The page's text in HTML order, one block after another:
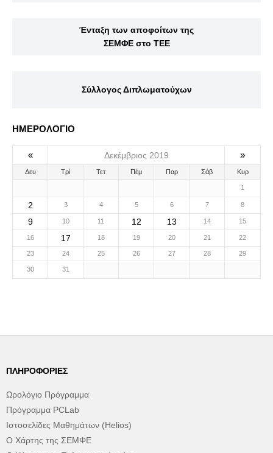
Ένταξη των αποφοίτων της
ΣΕΜΦΕ στο ΤΕΕ
Σύλλογος Διπλωματούχων
ΗΜΕΡΟΛΟΓΙΟ
« Δεκέμβριος 2019 »
Δευ Τρί Τετ Πέμ Παρ Σάβ Κυρ
1
2 3 4 5 6 7 8
9 10 11 12 13 14 15
16 17 18 19 20 21 22
23 24 25 26 27 28 29
30 31
ΠΛΗΡΟΦΟΡΊΕΣ
Ωρολόγιο Πρόγραμμα
Πρόγραμμα PCLab
Ιστοσελίδες Μαθημάτων (Helios)
Ο Χάρτης της ΣΕΜΦΕ